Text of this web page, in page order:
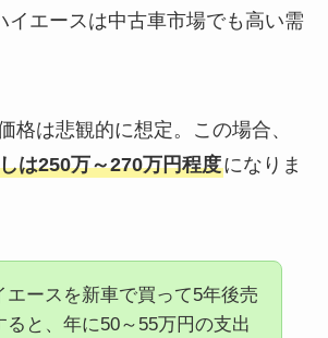
イエースは中古車市場でも高い需
格は悲観的に想定。この場合、
は250万～270万円程度になりま
エースを新車で買って5年後売
ると、年に50～55万円の支出